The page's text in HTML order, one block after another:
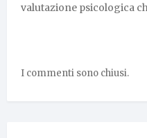
valutazione psicologica
I commenti sono chiusi.